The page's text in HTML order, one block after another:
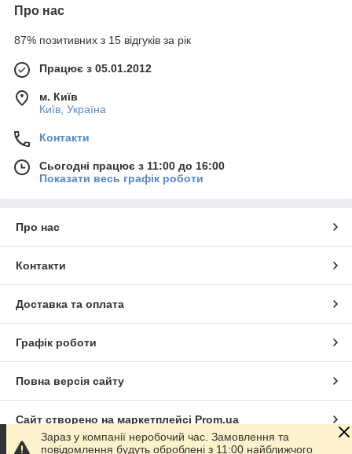
Про нас
87% позитивних з 15 відгуків за рік
Працює з 05.01.2012
м. Київ
Київ, Україна
Контакти
Сьогодні працює з 11:00 до 16:00
Показати весь графік роботи
Про нас
Контакти
Доставка та оплата
Графік роботи
Повна версія сайту
Сайт створено на маркетплейсі Prom.ua
Зараз у компанії неробочий час. Замовлення та
повідомлення будуть оброблені з 11:00 найближчого